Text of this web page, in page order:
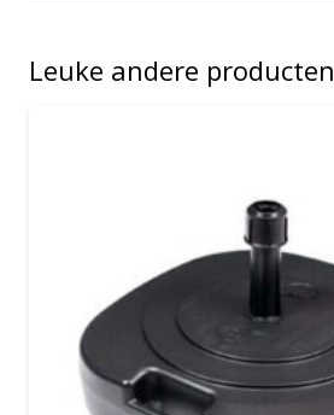
Leuke andere producten